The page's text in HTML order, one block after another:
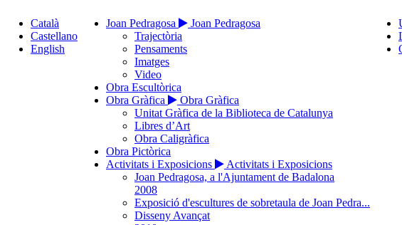
Joan Pedragosa
Joan Pedragosa
Trajectòria
Pensaments
Imatges
Video
Obra Escultòrica
Obra Gràfica
Obra Gràfica
Unitat Gràfica de la Biblioteca de Catalunya
Libres d’Art
Obra Caligràfica
Obra Pictòrica
Activitats i Exposicions
Activitats i Exposicions
Joan Pedragosa, a l'Ajuntament de Badalona
2008
Exposició d'escultures de sobretaula de Joan Pedra...
Disseny Avançat
Català
Castellano
English